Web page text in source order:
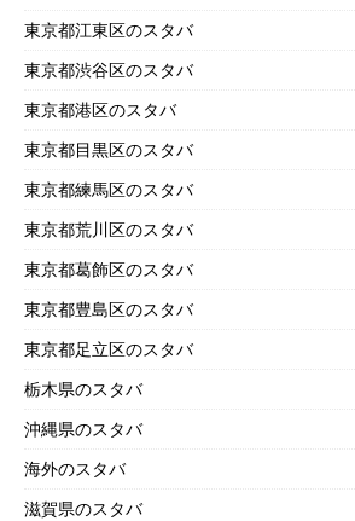
東京都江東区のスタバ
東京都渋谷区のスタバ
東京都港区のスタバ
東京都目黒区のスタバ
東京都練馬区のスタバ
東京都荒川区のスタバ
東京都葛飾区のスタバ
東京都豊島区のスタバ
東京都足立区のスタバ
栃木県のスタバ
沖縄県のスタバ
海外のスタバ
滋賀県のスタバ